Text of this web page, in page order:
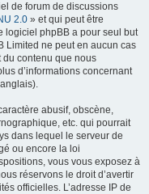
de forum de discussions
2.0 » et qui peut être
logiciel phpBB a pour seul but
Limited ne peut en aucun cas
contenu que nous
d’informations concernant
abusif, obscène,
etc. qui pourrait
dans lequel le serveur de
ou encore la loi
vous vous exposez à
réservons le droit d’avertir
officielles. L’adresse IP de